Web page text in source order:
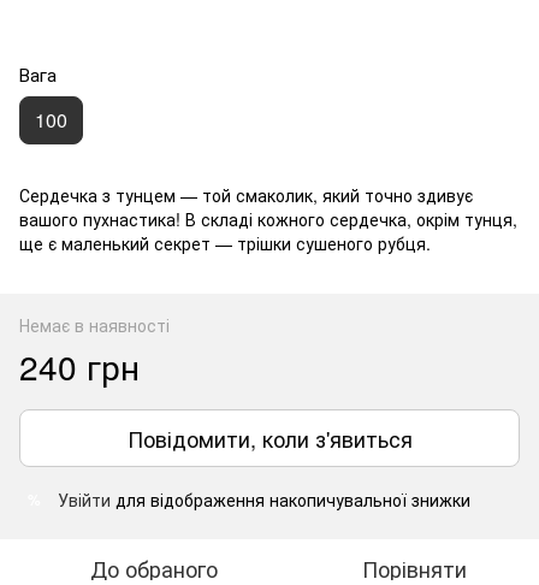
Вага
100
Сердечка з тунцем — той смаколик, який точно здивує
вашого пухнастика! В складі кожного сердечка, окрім тунця,
ще є маленький секрет — трішки сушеного рубця.
Немає в наявності
240 грн
Повідомити, коли з'явиться
Увійти для відображення накопичувальної знижки
До обраного Порівняти